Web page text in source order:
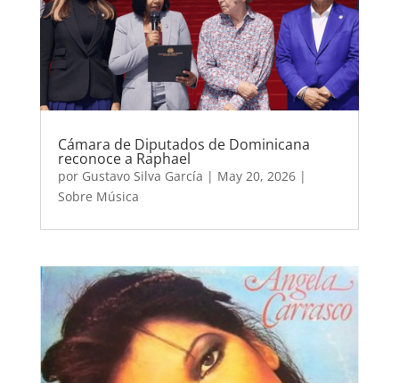
Cámara de Diputados de Dominicana
reconoce a Raphael
por Gustavo Silva García | May 20, 2026|
Sobre Música